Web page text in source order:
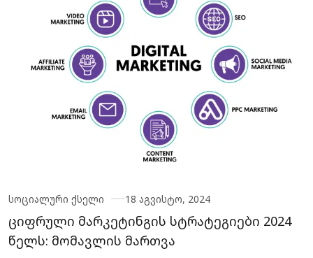
სოციალური ქსელი 18 აგვისტო, 2024
ციფრული მარკეტინგის სტრატეგიები 2024
წელს: მომავლის მართვა